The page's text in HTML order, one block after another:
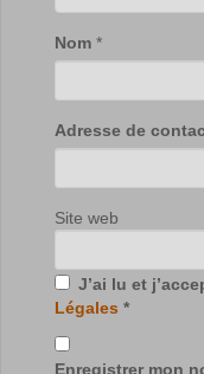
Nom *
Adresse de
Site web
J’ai lu et
Légales *
Enregistrer mon